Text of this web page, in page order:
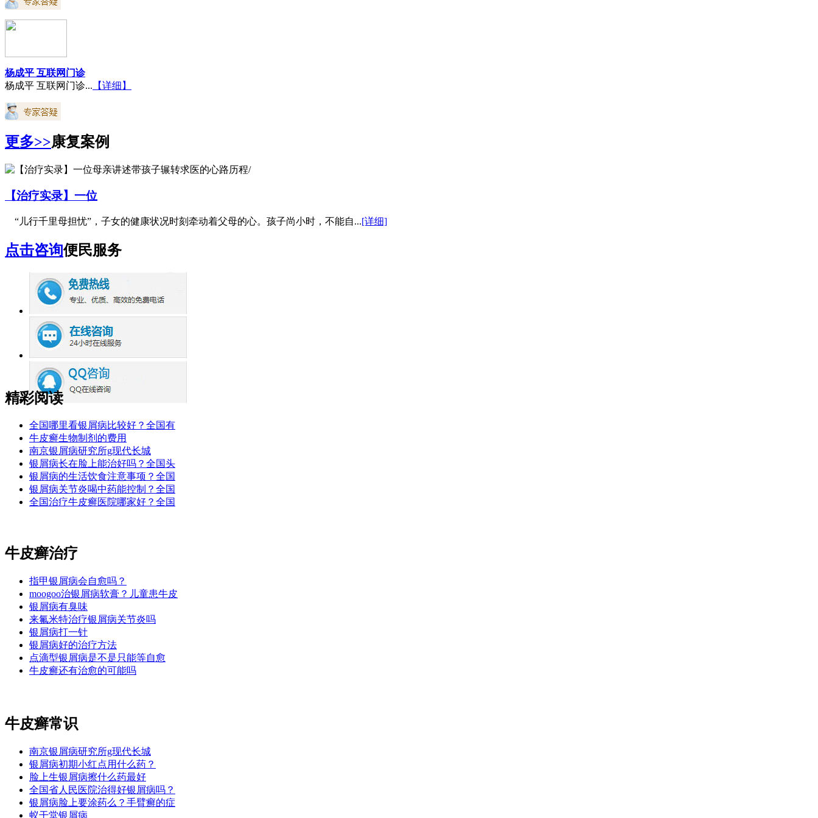
杨成平 互联网门诊
杨成平 互联网门诊... 【详细】
更多>>康复案例
【治疗实录】一位
“儿行千里母担忧”，子女的健康状况时刻牵动着父母的心。孩子尚小时，不能自...[详细]
点击咨询便民服务
精彩阅读
全国哪里看银屑病比较好？全国有
牛皮癣生物制剂的费用
南京银屑病研究所g现代长城
银屑病长在脸上能治好吗？全国头
银屑病的生活饮食注意事项？全国
银屑病关节炎喝中药能控制？全国
全国治疗牛皮癣医院哪家好？全国
牛皮癣治疗
指甲银屑病会自愈吗？
moogoo治银屑病软膏？儿童患牛皮
银屑病有臭味
来氟米特治疗银屑病关节炎吗
银屑病打一针
银屑病好的治疗方法
点滴型银屑病是不是只能等自愈
牛皮癣还有治愈的可能吗
牛皮癣常识
南京银屑病研究所g现代长城
银屑病初期小红点用什么药？
脸上生银屑病擦什么药最好
全国省人民医院治得好银屑病吗？
银屑病脸上要涂药么？手臂癣的症
蚁干堂银屑病